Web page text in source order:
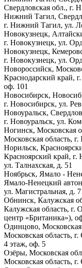
Свердловская обл., г.
Нижний Тагил,
г. Нижний Тагил, ул.
Новокузнецк,
г. Новокузнецк, ул.
Новокузнецк,
г. Новокузнецк, ул.
Новороссийск,
Краснодарский край,
оф. 101
Новосибирск,
г. Новосибирск, ул.
Новоуральск,
г. Новоуральск, ул.
Ногинск, Московская
Московская область,
Норильск,
Красноярский край,
ул. Талнахская, д. 51
Ноябрьск, Ямало -
Ямало-Ненецкий
ул. Магистральная, д.
Обнинск, Калужская
Калужская область, г.
центр «Британика»),
Одинцово, Московская
Московская область,
4 этаж, оф. 5
Озёры, Московская
Московская область,